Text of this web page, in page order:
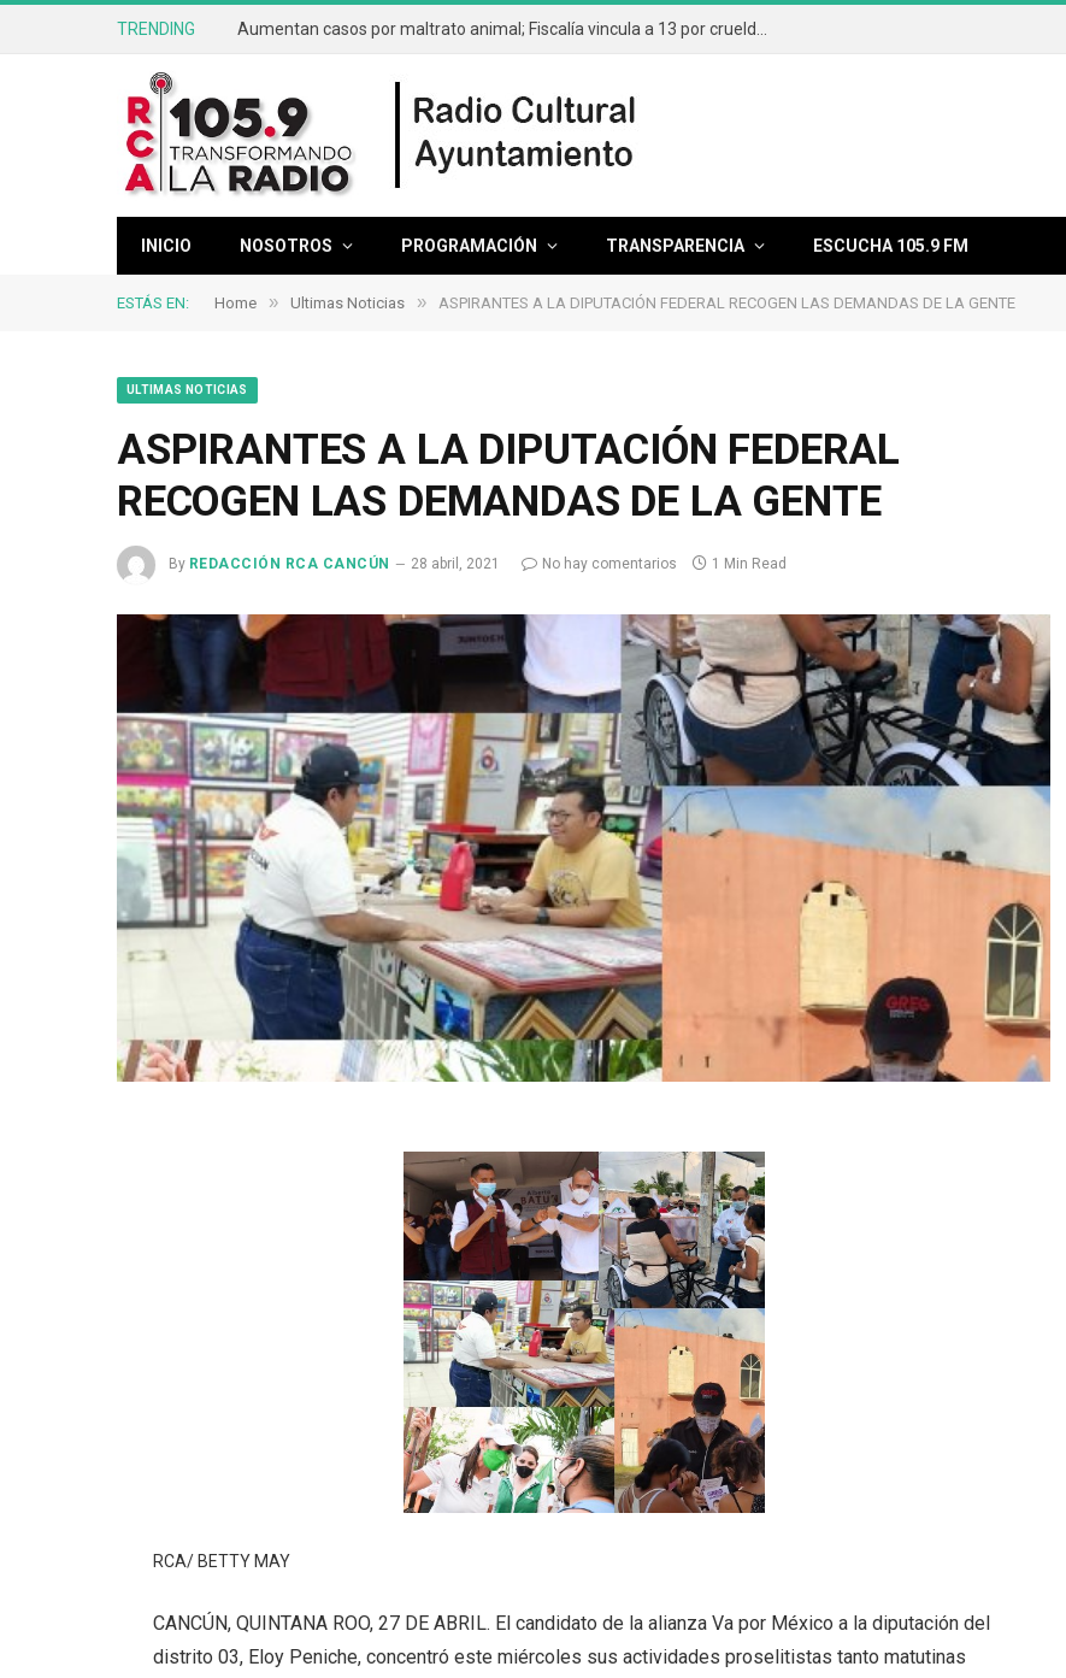
TRENDING
INICIO NOSOTROS PROGRAMACIÓN TRANSPARENCIA ESCUCHA 105.9 FM
ESTÁS EN: Home » Ultimas Noticias » ASPIRANTES A LA DIPUTACIÓN FEDERAL RECOGEN LAS DEMANDAS DE LA GENTE
ULTIMAS NOTICIAS
ASPIRANTES A LA DIPUTACIÓN FEDERAL
RECOGEN LAS DEMANDAS DE LA GENTE
By REDACCIÓN RCA CANCÚN 28 abril, 2021 No hay comentarios 1 Min Read
RCA/ BETTY MAY
CANCÚN, QUINTANA ROO, 27 DE ABRIL. El candidato de la alianza Va por México a la diputación del
distrito 03, Eloy Peniche, concentró este miércoles sus actividades proselitistas tanto matutinas